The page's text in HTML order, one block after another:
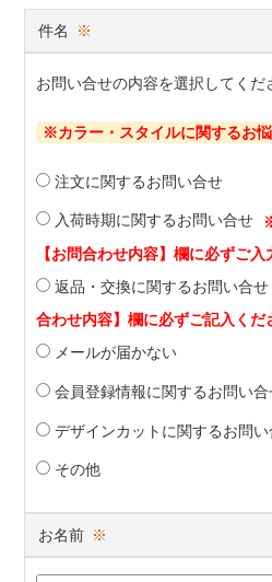
件名 ※
お問い合せの内容を選択してくだ
※カラー・スタイルに関するお
注文に関するお問い合せ
入荷時期に関するお問い合せ
返品・交換に関するお問い合せ
メールが届かない
会員登録情報に関するお問い合
デザインカットに関するお問
その他
お名前 ※